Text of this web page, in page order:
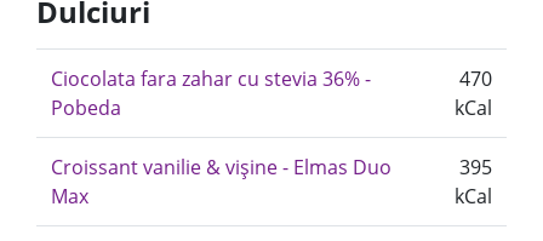
Dulciuri
Ciocolata fara zahar cu stevia 36% -
Pobeda
470
kCal
Croissant vanilie & vișine - Elmas Duo
Max
395
kCal